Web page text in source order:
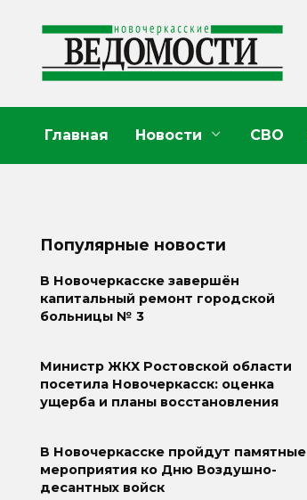
содержанию
Главная Новости СВО
Популярные новости
В Новочеркасске завершён
капитальный ремонт городской
больницы № 3
Министр ЖКХ Ростовской области
посетила Новочеркасск: оценка
ущерба и планы восстановления
В Новочеркасске пройдут памятные
мероприятия ко Дню Воздушно-
десантных войск